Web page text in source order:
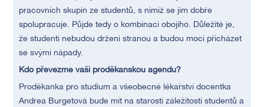
pracovních skupin ze studentů, s nimiž se jim dobře
spolupracuje. Půjde tedy o kombinaci obojího. Důležité je,
že studenti nebudou drženi stranou a budou moci přicházet
se svými nápady.
Kdo převezme vaši proděkanskou agendu?
Proděkanka pro studium a všeobecné lékařství docentka
Andrea Burgetová bude mít na starosti záležitosti studentů a